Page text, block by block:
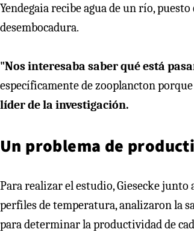
Yendegaia recibe agua de un río,
desembocadura.
"Nos interesaba saber qué está
específicamente de zooplancton
líder de la investigación.
Un problema de
Para realizar el estudio, Giesecke junto
perfiles de temperatura, analizaron la
para determinar la productividad de